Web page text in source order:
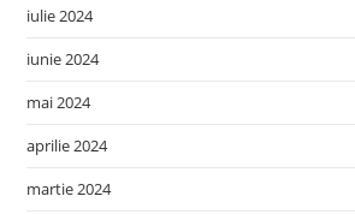
iulie 2024
iunie 2024
mai 2024
aprilie 2024
martie 2024